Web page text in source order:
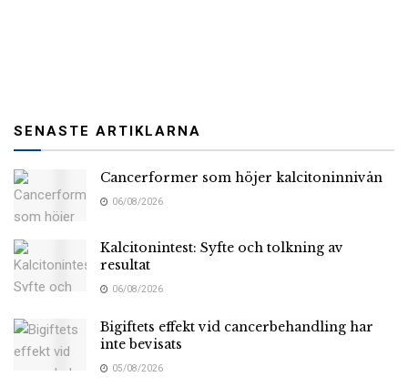
SENASTE ARTIKLARNA
Cancerformer som höjer kalcitoninnivån
06/08/2026
Kalcitonintest: Syfte och tolkning av
resultat
06/08/2026
Bigiftets effekt vid cancerbehandling har
inte bevisats
05/08/2026